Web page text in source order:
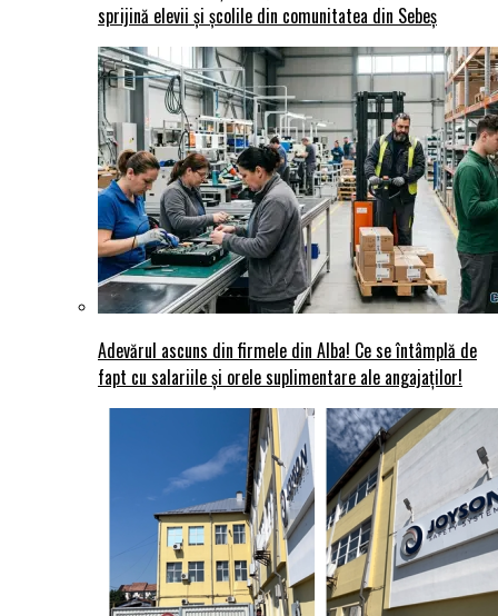
sprijină elevii și școlile din comunitatea din Sebeș
Adevărul ascuns din firmele din Alba! Ce se întâmplă de
fapt cu salariile și orele suplimentare ale angajaților!